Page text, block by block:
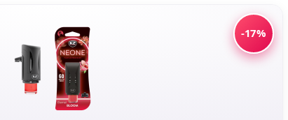
-17%